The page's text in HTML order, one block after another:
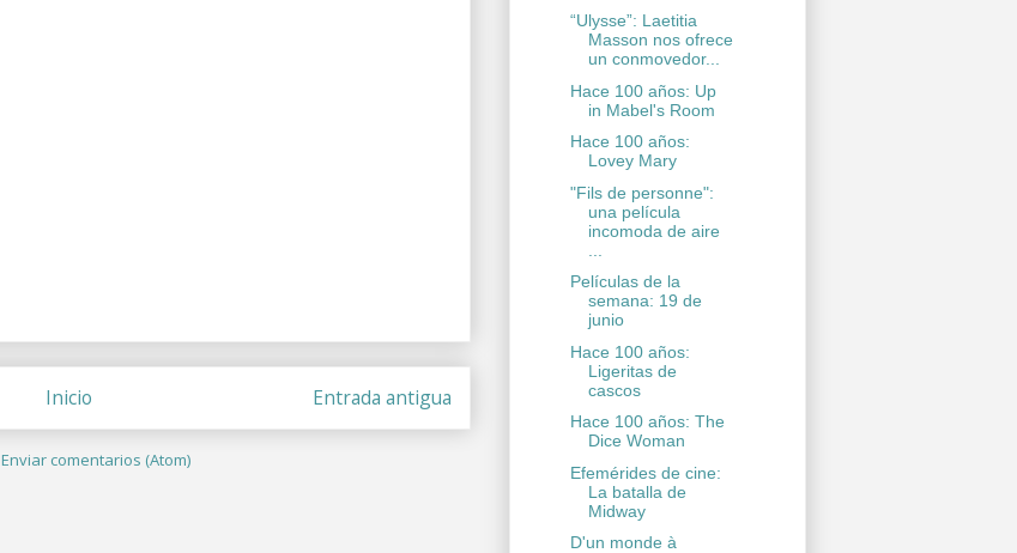
Entrada antigua
Inicio
Enviar comentarios (Atom)
“Ulysse”: Laetitia
Masson nos ofrece
un conmovedor...
Hace 100 años: Up
in Mabel's Room
Hace 100 años:
Lovey Mary
"Fils de personne":
una película
incomoda de aire
Películas de la
semana: 19 de
junio
Hace 100 años:
Ligeritas de
cascos
Hace 100 años: The
Dice Woman
Efemérides de cine:
La batalla de
Midway
D'un monde à